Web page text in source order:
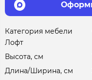
Категория мебели
Лофт
Высота, см
Длина/Ширина, см